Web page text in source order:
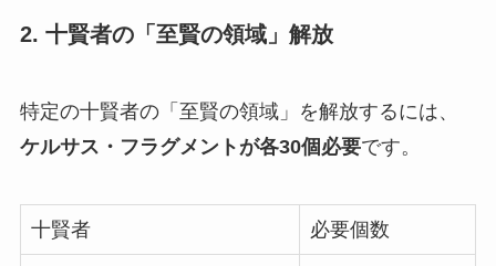
2. 十賢者の「至賢の領域」解放
特定の十賢者の「至賢の領域」を解放するには、
ケルサス・フラグメントが各30個必要です。
十賢者 必要個数